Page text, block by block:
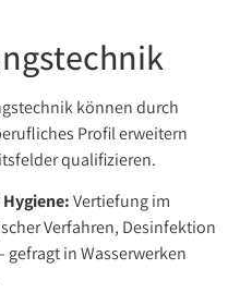
können durch
Profil erweitern
qualifizieren.
Vertiefung im
Verfahren, Desinfektion
in Wasserwerken